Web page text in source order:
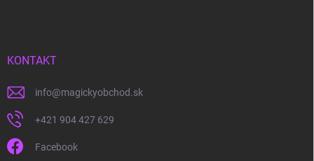
KONTAKT
info@magickyobchod.sk
+421 904 427 629
Facebook